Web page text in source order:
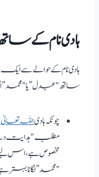
ہادی نام کے
ہادی نام کے حوالے سے
ساتھ "عبدل” یا "محمد”
چونکہ ہادیاللہ تعالیٰ
مطلب "ہدایت
مخصوص ہے، اس
"محمد” لگانا بہتر